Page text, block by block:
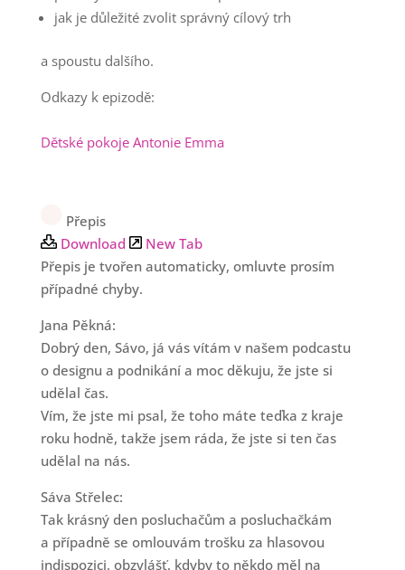
jak je důležité zvolit správný cílový trh
a spoustu dalšího.
Odkazy k epizodě:
Dětské pokoje Antonie Emma
Přepis
Download
New Tab
Přepis je tvořen automaticky, omluvte prosím
případné chyby.
Jana Pěkná:
Dobrý den, Sávo, já vás vítám v našem podcastu
o designu a podnikání a moc děkuju, že jste si
udělal čas.
Vím, že jste mi psal, že toho máte teďka z kraje
roku hodně, takže jsem ráda, že jste si ten čas
udělal na nás.
Sáva Střelec:
Tak krásný den posluchačům a posluchačkám
a případně se omlouvám trošku za hlasovou
indispozici, obzvlášť, kdyby to někdo měl na